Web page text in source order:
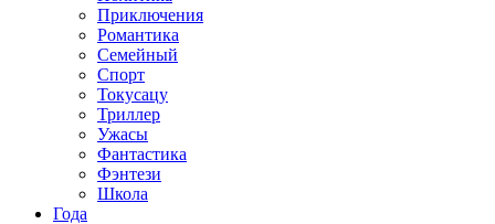
Приключения
Романтика
Семейный
Спорт
Токусацу
Триллер
Ужасы
Фантастика
Фэнтези
Школа
Года